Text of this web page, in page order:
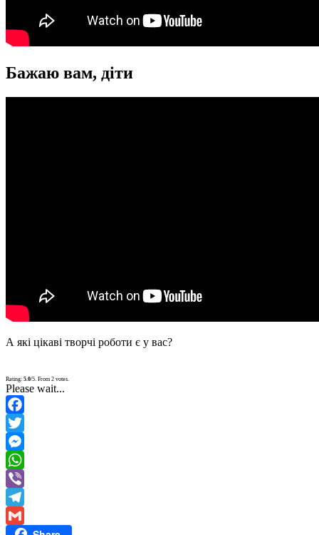
Бажаю вам, діти
А які цікаві творчі роботи є у вас?
Rating: 5.0/5. From 2 votes.
Please wait...
Facebook
Twitter
Messenger
WhatsApp
Viber
Telegram